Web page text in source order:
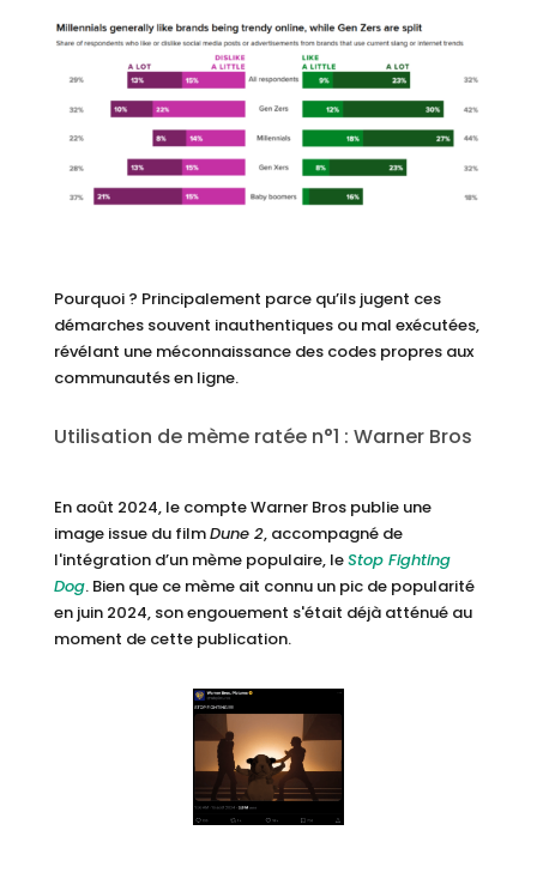
Pourquoi ? Principalement parce qu’ils jugent ces
démarches souvent inauthentiques ou mal exécutées,
révélant une méconnaissance des codes propres aux
communautés en ligne.
Utilisation de mème ratée n°1 : Warner Bros
En août 2024, le compte Warner Bros publie une
image issue du filmDune 2, accompagné de
l'intégration d’un mème populaire, leStop Fighting
Dog. Bien que ce mème ait connu un pic de popularité
en juin 2024, son engouement s'était déjà atténué au
moment de cette publication.